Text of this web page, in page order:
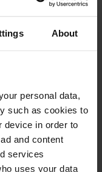
About
personal data,
such as cookies to
device in order to
and content
services
uses your data
fietsen evenals
de rivier)
ongeveer 6 jaar
geleden